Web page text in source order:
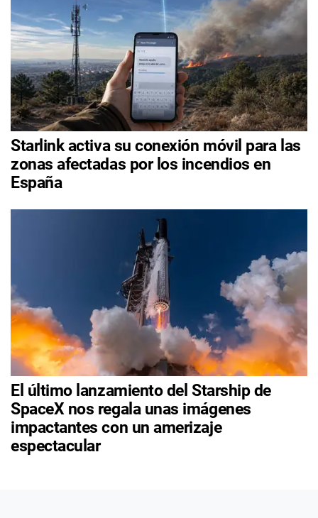
Starlink activa su conexión móvil para las
zonas afectadas por los incendios en
España
El último lanzamiento del Starship de
SpaceX nos regala unas imágenes
impactantes con un amerizaje
espectacular